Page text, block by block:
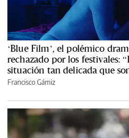
‘Blue Film’, el polémico
rechazado por los festivales:
situación tan delicada que
Francisco Gámiz